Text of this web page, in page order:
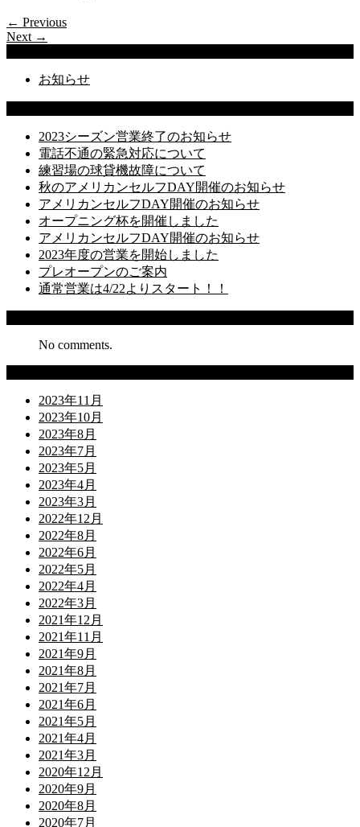
← Previous
Next →
お知らせ
2023シーズン営業終了のお知らせ
電話不通の緊急対応について
練習場の球貸機故障について
秋のアメリカンセルフDAY開催のお知らせ
アメリカンセルフDAY開催のお知らせ
オープニング杯を開催しました
アメリカンセルフDAY開催のお知らせ
2023年度の営業を開始しました
プレオープンのご案内
通常営業は4/22よりスタート！！
No comments.
2023年11月
2023年10月
2023年8月
2023年7月
2023年5月
2023年4月
2023年3月
2022年12月
2022年8月
2022年6月
2022年5月
2022年4月
2022年3月
2021年12月
2021年11月
2021年9月
2021年8月
2021年7月
2021年6月
2021年5月
2021年4月
2021年3月
2020年12月
2020年9月
2020年8月
2020年7月